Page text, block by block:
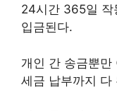
24시간 365일 작
입금된다.
개인 간 송금뿐만
세금 납부까지 다